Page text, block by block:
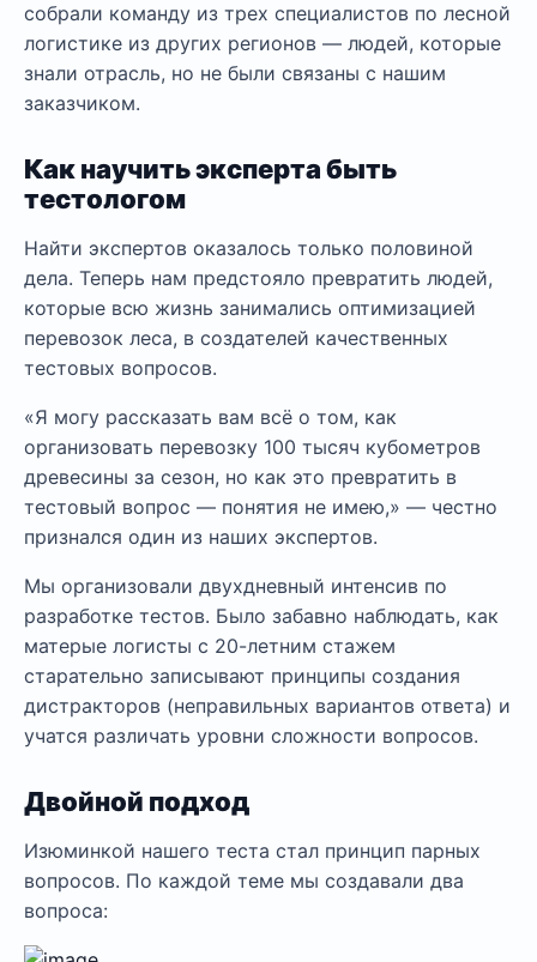
собрали команду из трех специалистов по лесной
логистике из других регионов — людей, которые
знали отрасль, но не были связаны с нашим
заказчиком.
Как научить эксперта быть
тестологом
Найти экспертов оказалось только половиной
дела. Теперь нам предстояло превратить людей,
которые всю жизнь занимались оптимизацией
перевозок леса, в создателей качественных
тестовых вопросов.
«Я могу рассказать вам всё о том, как
организовать перевозку 100 тысяч кубометров
древесины за сезон, но как это превратить в
тестовый вопрос — понятия не имею,» — честно
признался один из наших экспертов.
Мы организовали двухдневный интенсив по
разработке тестов. Было забавно наблюдать, как
матерые логисты с 20-летним стажем
старательно записывают принципы создания
дистракторов (неправильных вариантов ответа) и
учатся различать уровни сложности вопросов.
Двойной подход
Изюминкой нашего теста стал принцип парных
вопросов. По каждой теме мы создавали два
вопроса: